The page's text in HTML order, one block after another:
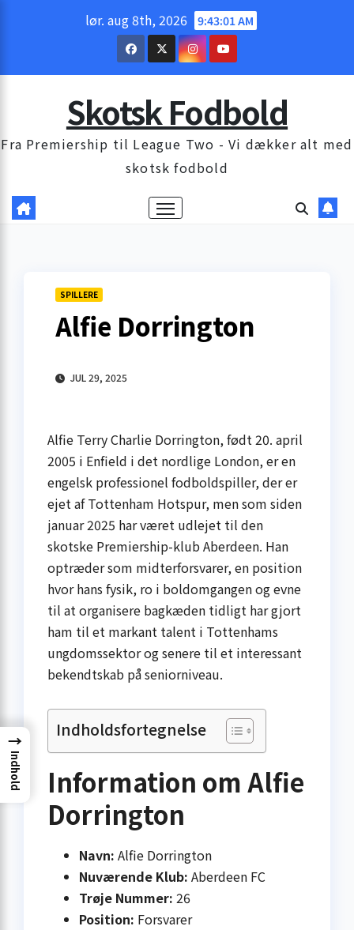
lør. aug 8th, 2026 9:43:03 AM
Skotsk Fodbold
Fra Premiership til League Two - Vi dækker alt med
skotsk fodbold
SPILLERE
Alfie Dorrington
JUL 29, 2025
Alfie Terry Charlie Dorrington, født 20. april
2005 i Enfield i det nordlige London, er en
engelsk professionel fodboldspiller, der er
ejet af Tottenham Hotspur, men som siden
januar 2025 har været udlejet til den
skotske Premiership-klub Aberdeen. Han
optræder som midterforsvarer, en position
hvor hans fysik, ro i boldomgangen og evne
til at organisere bagkæden tidligt har gjort
ham til et markant talent i Tottenhams
ungdomssektor og senere til et interessant
bekendtskab på seniorniveau.
Indholdsfortegnelse
Information om Alfie
Dorrington
Navn: Alfie Dorrington
Nuværende Klub: Aberdeen FC
Trøje Nummer: 26
Position: Forsvarer
→
Indhold